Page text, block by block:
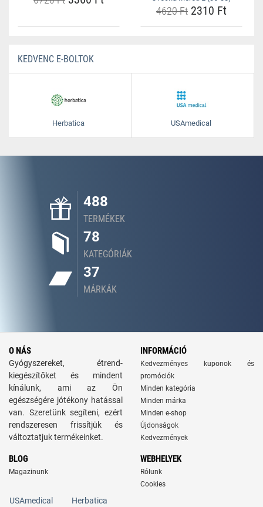
4620 Ft 2310 Ft
KEDVENC E-BOLTOK
Herbatica USAmedical
488
TERMÉKEK
78
KATEGÓRIÁK
37
MÁRKÁK
O NÁS
Gyógyszereket, étrend-
kiegészítőket és mindent
kínálunk, ami az Ön
egészségére jótékony hatással
van. Szeretünk segíteni, ezért
rendszeresen frissítjük és
változtatjuk termékeinket.
INFORMÁCIÓ
Kedvezményes kuponok és
promóciók
Minden kategória
Minden márka
Minden e-shop
Újdonságok
Kedvezmények
BLOG
Magazinunk
WEBHELYEK
Rólunk
Cookies
USAmedical Herbatica